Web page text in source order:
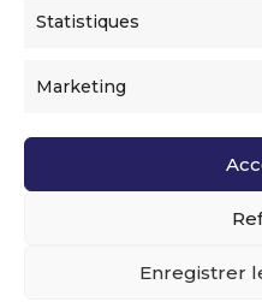
Statistiques
Marketing
Enregistrer
Voir l’ensemble de nos